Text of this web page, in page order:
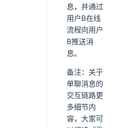
息，并通过
用户B在线
流程向用户
B推送消
息。
备注：关于
单聊消息的
交互链路更
多细节内
容，大家可